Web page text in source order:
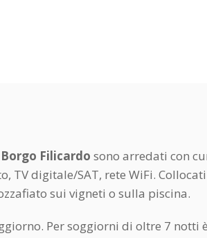
Borgo Filicardo sono arredati con
digitale/SAT, rete WiFi.
sui vigneti o sulla piscina.
Per soggiorni di oltre 7 notti